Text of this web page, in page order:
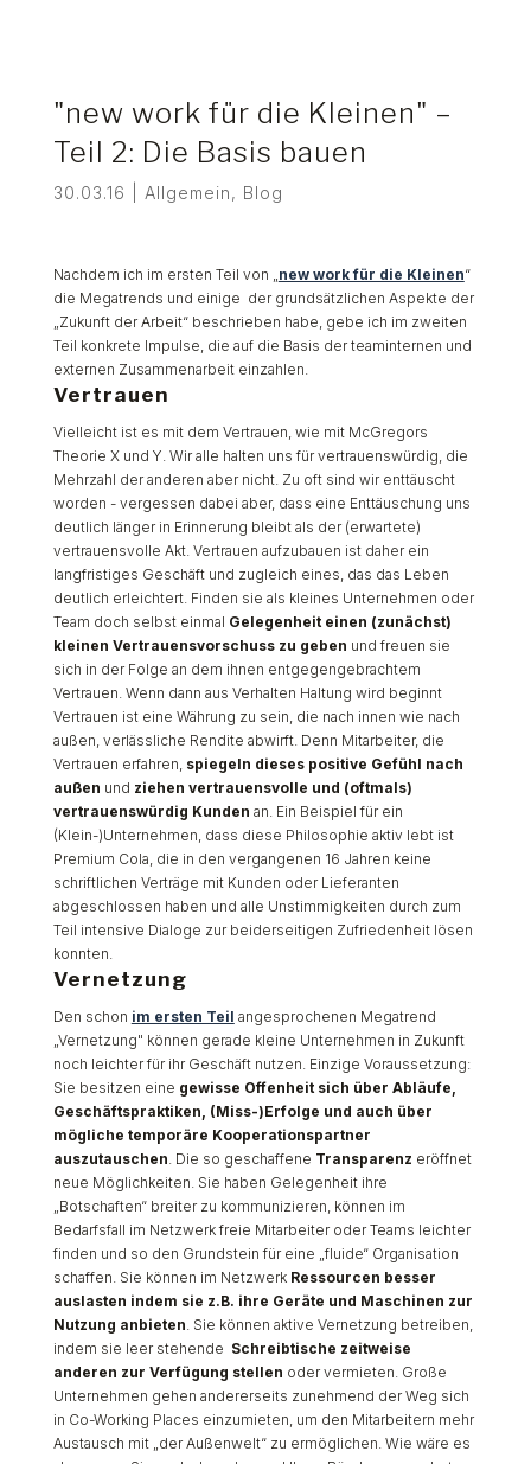
"new work für die Kleinen" –
Teil 2: Die Basis bauen
30.03.16 Allgemein, Blog
Nachdem ich im ersten Teil von „new work für die Kleinen“
die Megatrends und einige der grundsätzlichen Aspekte der
„Zukunft der Arbeit“ beschrieben habe, gebe ich im zweiten
Teil konkrete Impulse, die auf die Basis der teaminternen und
externen Zusammenarbeit einzahlen.
Vertrauen
Vielleicht ist es mit dem Vertrauen, wie mit McGregors
Theorie X und Y. Wir alle halten uns für vertrauenswürdig, die
Mehrzahl der anderen aber nicht. Zu oft sind wir enttäuscht
worden - vergessen dabei aber, dass eine Enttäuschung uns
deutlich länger in Erinnerung bleibt als der (erwartete)
vertrauensvolle Akt. Vertrauen aufzubauen ist daher ein
langfristiges Geschäft und zugleich eines, das das Leben
deutlich erleichtert. Finden sie als kleines Unternehmen oder
Team doch selbst einmal Gelegenheit einen (zunächst)
kleinen Vertrauensvorschuss zu geben und freuen sie
sich in der Folge an dem ihnen entgegengebrachtem
Vertrauen. Wenn dann aus Verhalten Haltung wird beginnt
Vertrauen ist eine Währung zu sein, die nach innen wie nach
außen, verlässliche Rendite abwirft. Denn Mitarbeiter, die
Vertrauen erfahren, spiegeln dieses positive Gefühl nach
außen und ziehen vertrauensvolle und (oftmals)
vertrauenswürdig Kunden an. Ein Beispiel für ein
(Klein-)Unternehmen, dass diese Philosophie aktiv lebt ist
Premium Cola, die in den vergangenen 16 Jahren keine
schriftlichen Verträge mit Kunden oder Lieferanten
abgeschlossen haben und alle Unstimmigkeiten durch zum
Teil intensive Dialoge zur beiderseitigen Zufriedenheit lösen
konnten.
Vernetzung
Den schon im ersten Teil angesprochenen Megatrend
„Vernetzung" können gerade kleine Unternehmen in Zukunft
noch leichter für ihr Geschäft nutzen. Einzige Voraussetzung:
Sie besitzen eine gewisse Offenheit sich über Abläufe,
Geschäftspraktiken, (Miss-)Erfolge und auch über
mögliche temporäre Kooperationspartner
auszutauschen. Die so geschaffene Transparenz eröffnet
neue Möglichkeiten. Sie haben Gelegenheit ihre
„Botschaften“ breiter zu kommunizieren, können im
Bedarfsfall im Netzwerk freie Mitarbeiter oder Teams leichter
finden und so den Grundstein für eine „fluide“ Organisation
schaffen. Sie können im Netzwerk Ressourcen besser
auslasten indem sie z.B. ihre Geräte und Maschinen zur
Nutzung anbieten. Sie können aktive Vernetzung betreiben,
indem sie leer stehende Schreibtische zeitweise
anderen zur Verfügung stellen oder vermieten. Große
Unternehmen gehen andererseits zunehmend der Weg sich
in Co-Working Places einzumieten, um den Mitarbeitern mehr
Austausch mit „der Außenwelt“ zu ermöglichen. Wie wäre es